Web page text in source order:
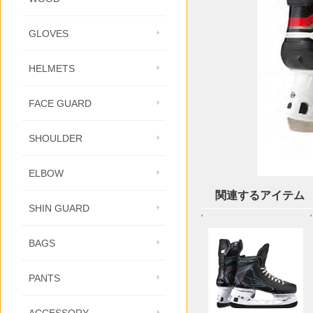
GLOVES
HELMETS
FACE GUARD
SHOULDER
ELBOW
SHIN GUARD
BAGS
PANTS
関連するアイテム
' '